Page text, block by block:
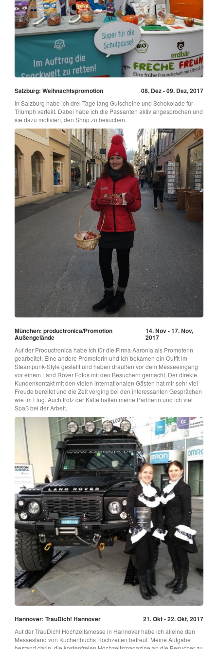
Salzburg: Weihnachtspromotion 08. Dez - 09. Dez, 2017
In Salzburg habe ich drei Tage lang Gutscheine und Schokolade für
Triumph verteilt. Dabei habe ich die Passanten aktiv angesprochen und
sie dazu motiviert, den Shop zu besuchen.
München: productronica/Promotion
Außengelände
14. Nov - 17. Nov,
2017
Auf der Productronica habe ich für die Firma Aaronia als Promoterin
gearbeitet. Eine andere Promoterin und ich bekamen ein Outfit im
Steampunk-Style gestellt und haben draußen vor dem Messeeingang
vor einem Land Rover Fotos mit den Besuchern gemacht. Der direkte
Kundenkontakt mit den vielen internationalen Gästen hat mir sehr viel
Freude bereitet und die Zeit verging bei den interessanten Gesprächen
wie im Flug. Auch trotz der Kälte hatten meine Partnerin und ich viel
Spaß bei der Arbeit.
Hannover: TrauDich! Hannover 21. Okt - 22. Okt, 2017
Auf der TrauDich! Hochzeitsmesse in Hannover habe ich alleine den
Messestand von Kuchenbuchs Hochzeiten betreut. Meine Aufgabe